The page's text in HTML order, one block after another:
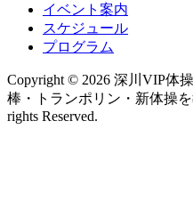
イベント案内
スケジュール
プログラム
Copyright © 2026 深川VIP
棒・トランポリン・新体操
rights Reserved.